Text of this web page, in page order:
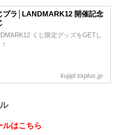
右ストレート｜スピード｜カーフ
ク
平
左ストレート｜打撃スピード｜冷
説
、U-NEXTにて販売がスタートし
！（※スカパー！は※10/17（金）販
）
なPPV前売りチケットは、大会前日
月2日（日）23:59まで販売！
お好きな配信サービスでRIZIN
12 in KOBEを全試合リアル
プラ│LANDMARK12 開催記念
くじ限定グッズをGETし
kujipl.tixplus.jp
はこちら